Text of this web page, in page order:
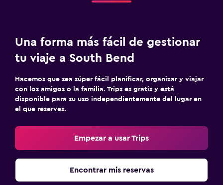
Una forma más fácil de gestionar
tu viaje a South Bend
Hacemos que sea súper fácil planificar, organizar y viajar
con los amigos o la familia. Trips es gratis y está
disponible para su uso independientemente del lugar en
el que reserves.
Empezar a usar Trips
Encontrar mis reservas